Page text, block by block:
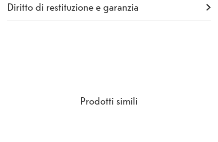
Diritto di restituzione e garanzia
Garanzia
12 mesi
Prodotti simili